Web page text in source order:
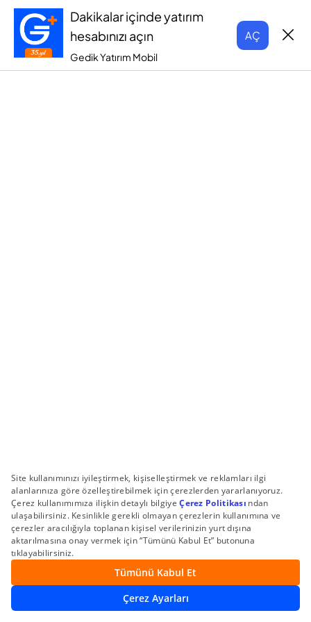
Dakikalar içinde yatırım
hesabınızı açın
Gedik Yatırım Mobil
AÇ